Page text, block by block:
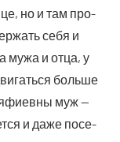
но и там про­
себя и
мужа и отца, у
боль­ше
муж —
и даже посе­